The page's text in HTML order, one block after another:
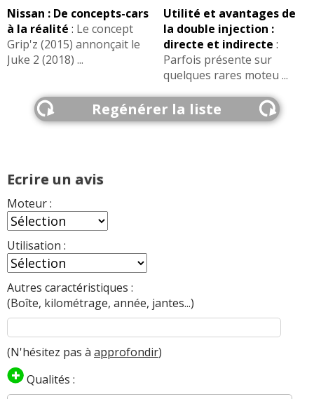
Nissan : De concepts-cars
à la réalité : Le concept
Grip'z (2015) annonçait le
Juke 2 (2018) ...
Utilité et avantages de
la double injection :
directe et indirecte :
Parfois présente sur
quelques rares moteu ...
Regénérer la liste
Ecrire un avis
Moteur :
Utilisation :
Autres caractéristiques :
(Boîte, kilométrage, année, jantes...)
(N'hésitez pas à approfondir)
Qualités :